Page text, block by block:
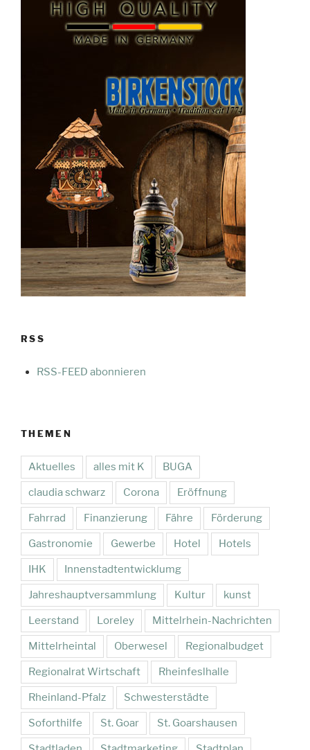
RSS
RSS-FEED abonnieren
THEMEN
Aktuelles alles mit K BUGA
claudia schwarz Corona Eröffnung
Fahrrad Finanzierung Fähre Förderung
Gastronomie Gewerbe Hotel Hotels
IHK Innenstadtentwicklumg
Jahreshauptversammlung Kultur kunst
Leerstand Loreley Mittelrhein-Nachrichten
Mittelrheintal Oberwesel Regionalbudget
Regionalrat Wirtschaft Rheinfeslhalle
Rheinland-Pfalz Schwesterstädte
Soforthilfe St. Goar St. Goarshausen